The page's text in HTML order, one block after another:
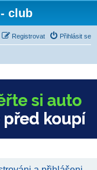
club
Přihlásit se
Registrovat